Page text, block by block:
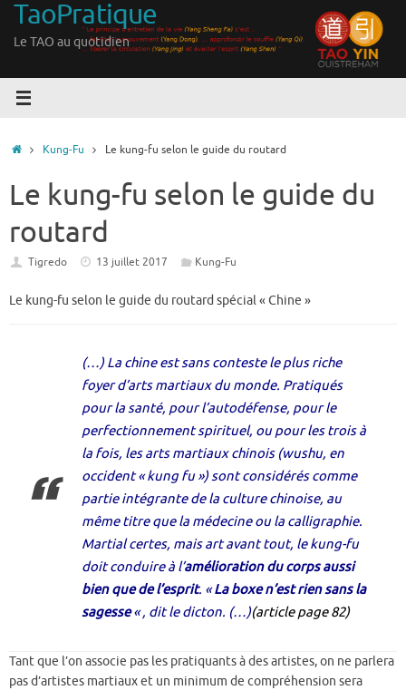
Passer
contenu
TaoPratique
Le TAO au quotidien
AccueilKung-Fu Le kung-fu selon le guide du routard
Le kung-fu selon le guide du
routard
Tigredo 13 juillet 2017 Kung-Fu
Le kung-fu selon le guide du routard spécial « Chine »
(…) La chine est sans conteste le plus riche
foyer d’arts martiaux du monde. Pratiqués
pour la santé, pour l’autodéfense, pour le
perfectionnement spirituel, ou pour les trois à
la fois, les arts martiaux chinois (wushu, en
occident « kung fu »)sont considérés comme
partie intégrante de la culture chinoise, au
même titre que la médecine ou la calligraphie.
Martial certes, mais art avant tout, le kung-fu
doit conduire à l’amélioration du corps aussi
bien que de l’esprit. «La boxe n’est rien sans la
sagesse« , dit le dicton. (…)(article page 82)
Tant que l’on associe pas les pratiquants à des artistes, on ne parlera
pas d’artistes martiaux et un minimum de compréhension sera